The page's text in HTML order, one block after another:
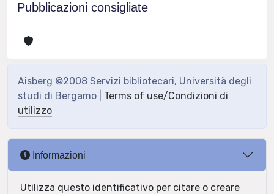
Pubblicazioni consigliate
Aisberg ©2008 Servizi bibliotecari, Università degli
studi di Bergamo | Terms of use/Condizioni di
utilizzo
Informazioni
Utilizza questo identificativo per citare o creare